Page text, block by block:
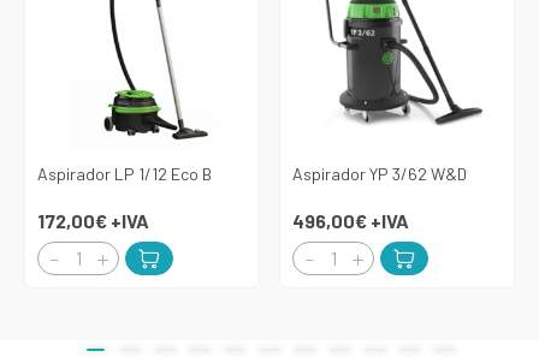
Aspirador LP 1/12 Eco B
172,00€ +IVA
Aspirador YP 3/62 W&D
496,00€ +IVA